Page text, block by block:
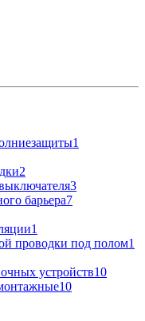
1
2
3
барьера7
1
проводки под полом1
устройств10
10